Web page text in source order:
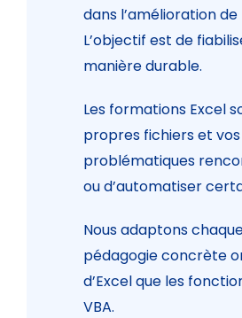
dans l’amélioration
L’objectif est de
manière durable.
Les formations Excel
propres fichiers et
problématiques
ou d’automatiser
Nous adaptons
pédagogie concrète
d’Excel que les
VBA.